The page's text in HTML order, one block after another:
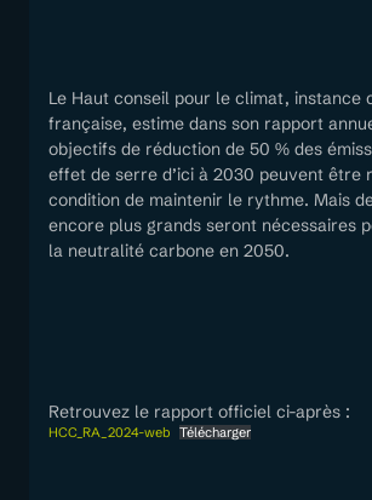
Le Haut conseil pour le climat, instance
française, estime dans son rapport
objectifs de réduction de 50 % des
effet de serre d’ici à 2030 peuvent être
condition de maintenir le rythme. Mais
encore plus grands seront nécessaires
la neutralité carbone en 2050.
Retrouvez le rapport officiel ci-après :
HCC_RA_2024-web Télécharger